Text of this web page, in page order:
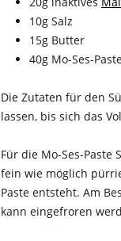
10g Salz
15g Butter
40g Mo-Ses-
Die Zutaten für den
lassen, bis sich das
Für die Mo-Ses-
fein wie möglich
Paste entsteht. Am
kann eingefroren